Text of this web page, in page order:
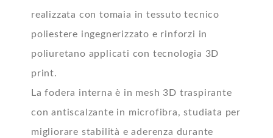
realizzata con tomaia in tessuto tecnico
poliestere ingegnerizzato e rinforzi in
poliuretano applicati con tecnologia 3D
print.
La fodera interna è in mesh 3D traspirante
con antiscalzante in microfibra, studiata per
migliorare stabilità e aderenza durante